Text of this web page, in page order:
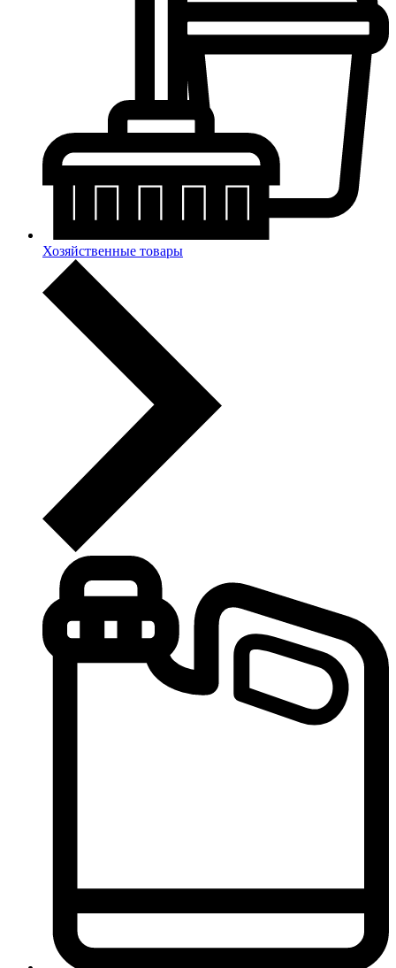
Хозяйственные товары